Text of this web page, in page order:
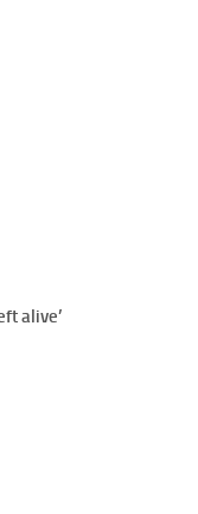
alive’